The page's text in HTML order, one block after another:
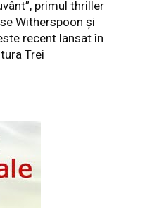
primul thriller
Witherspoon și
recent lansat în
Trei